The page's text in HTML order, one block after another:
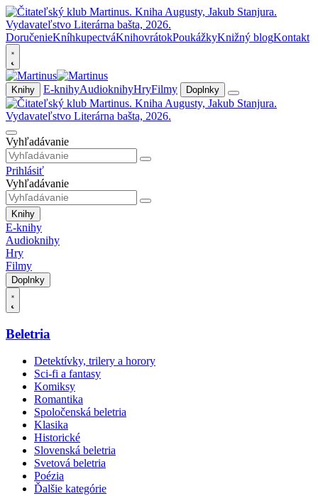
DoručenieKníhkupectváKnihovrátokPoukážkyKnižný blogKontakt
Knihy E-knihyAudioknihyHryFilmy Doplnky
Vyhľadávanie
Prihlásiť
Vyhľadávanie
Knihy
E-knihy
Audioknihy
Hry
Filmy
Doplnky
Beletria
Detektívky, trilery a horory
Sci-fi a fantasy
Komiksy
Romantika
Spoločenská beletria
Klasika
Historické
Slovenská beletria
Svetová beletria
Poézia
Ďalšie kategórie